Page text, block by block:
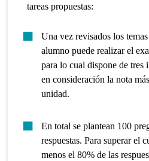
tareas propuestas:
Una vez revisados los
alumno puede realizar el
para lo cual dispone de tres
en consideración la nota
unidad.
En total se plantean 100
respuestas. Para superar el
menos el 80% de las